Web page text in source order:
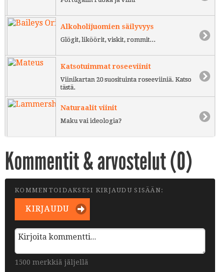
Alkoholijuomien säilyvyys
Glögit, liköörit, viskit, rommit...
Katsotuimmat roseeviinit
Viinikartan 20 suosituinta roseeviiniä. Katso
tästä.
Naturaalit viinit
Maku vai ideologia?
Kommentit & arvostelut (0)
KOMMENTOIDAKSESI KIRJAUDU SISÄÄN:
KIRJAUDU
1500 merkkiä jäljellä